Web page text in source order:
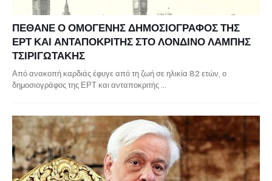
ΠΕΘΑΝΕ Ο ΟΜΟΓΕΝΗΣ ΔΗΜΟΣΙΟΓΡΑΦΟΣ ΤΗΣ
ΕΡΤ ΚΑΙ ΑΝΤΑΠΟΚΡΙΤΗΣ ΣΤΟ ΛΟΝΔΙΝΟ ΛΑΜΠΗΣ
ΤΣΙΡΙΓΩΤΑΚΗΣ
Από ανακοπή καρδιάς έφυγε από τη ζωή σε ηλικία 82 ετών, ο
δημοσιογράφος της ΕΡΤ και ανταποκριτής …